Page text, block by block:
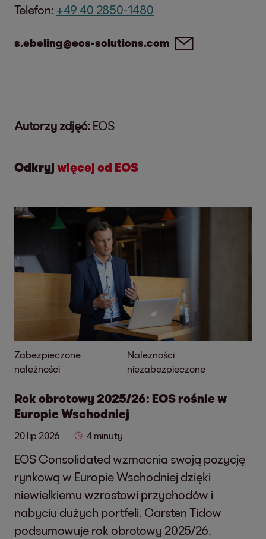
Telefon: +49 40 2850-1480
s.ebeling@eos-solutions.com
Autorzy zdjęć: EOS
Odkryj więcej od EOS
Zabezpieczone
należności
Należności
niezabezpieczone
Rok obrotowy 2025/26: EOS rośnie w
Europie Wschodniej
20 lip 2026 4 minuty
EOS Consolidated wzmacnia swoją pozycję
rynkową w Europie Wschodniej dzięki
niewielkiemu wzrostowi przychodów i
nabyciu dużych portfeli. Carsten Tidow
podsumowuje rok obrotowy 2025/26.